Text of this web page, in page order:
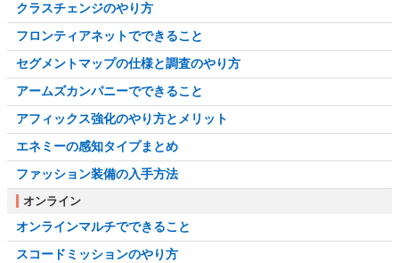
クラスチェンジのやり方
フロンティアネットでできること
セグメントマップの仕様と調査のやり方
アームズカンパニーでできること
アフィックス強化のやり方とメリット
エネミーの感知タイプまとめ
ファッション装備の入手方法
オンライン
オンラインマルチでできること
スコードミッションのやり方